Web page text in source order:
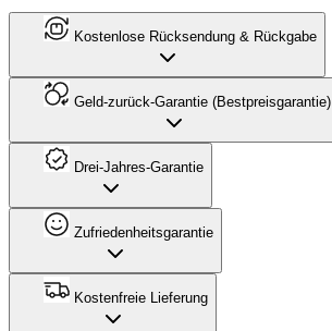
Kostenlose Rücksendung & Rückgabe
Geld-zurück-Garantie (Bestpreisgarantie)
Drei-Jahres-Garantie
Zufriedenheitsgarantie
Kostenfreie Lieferung